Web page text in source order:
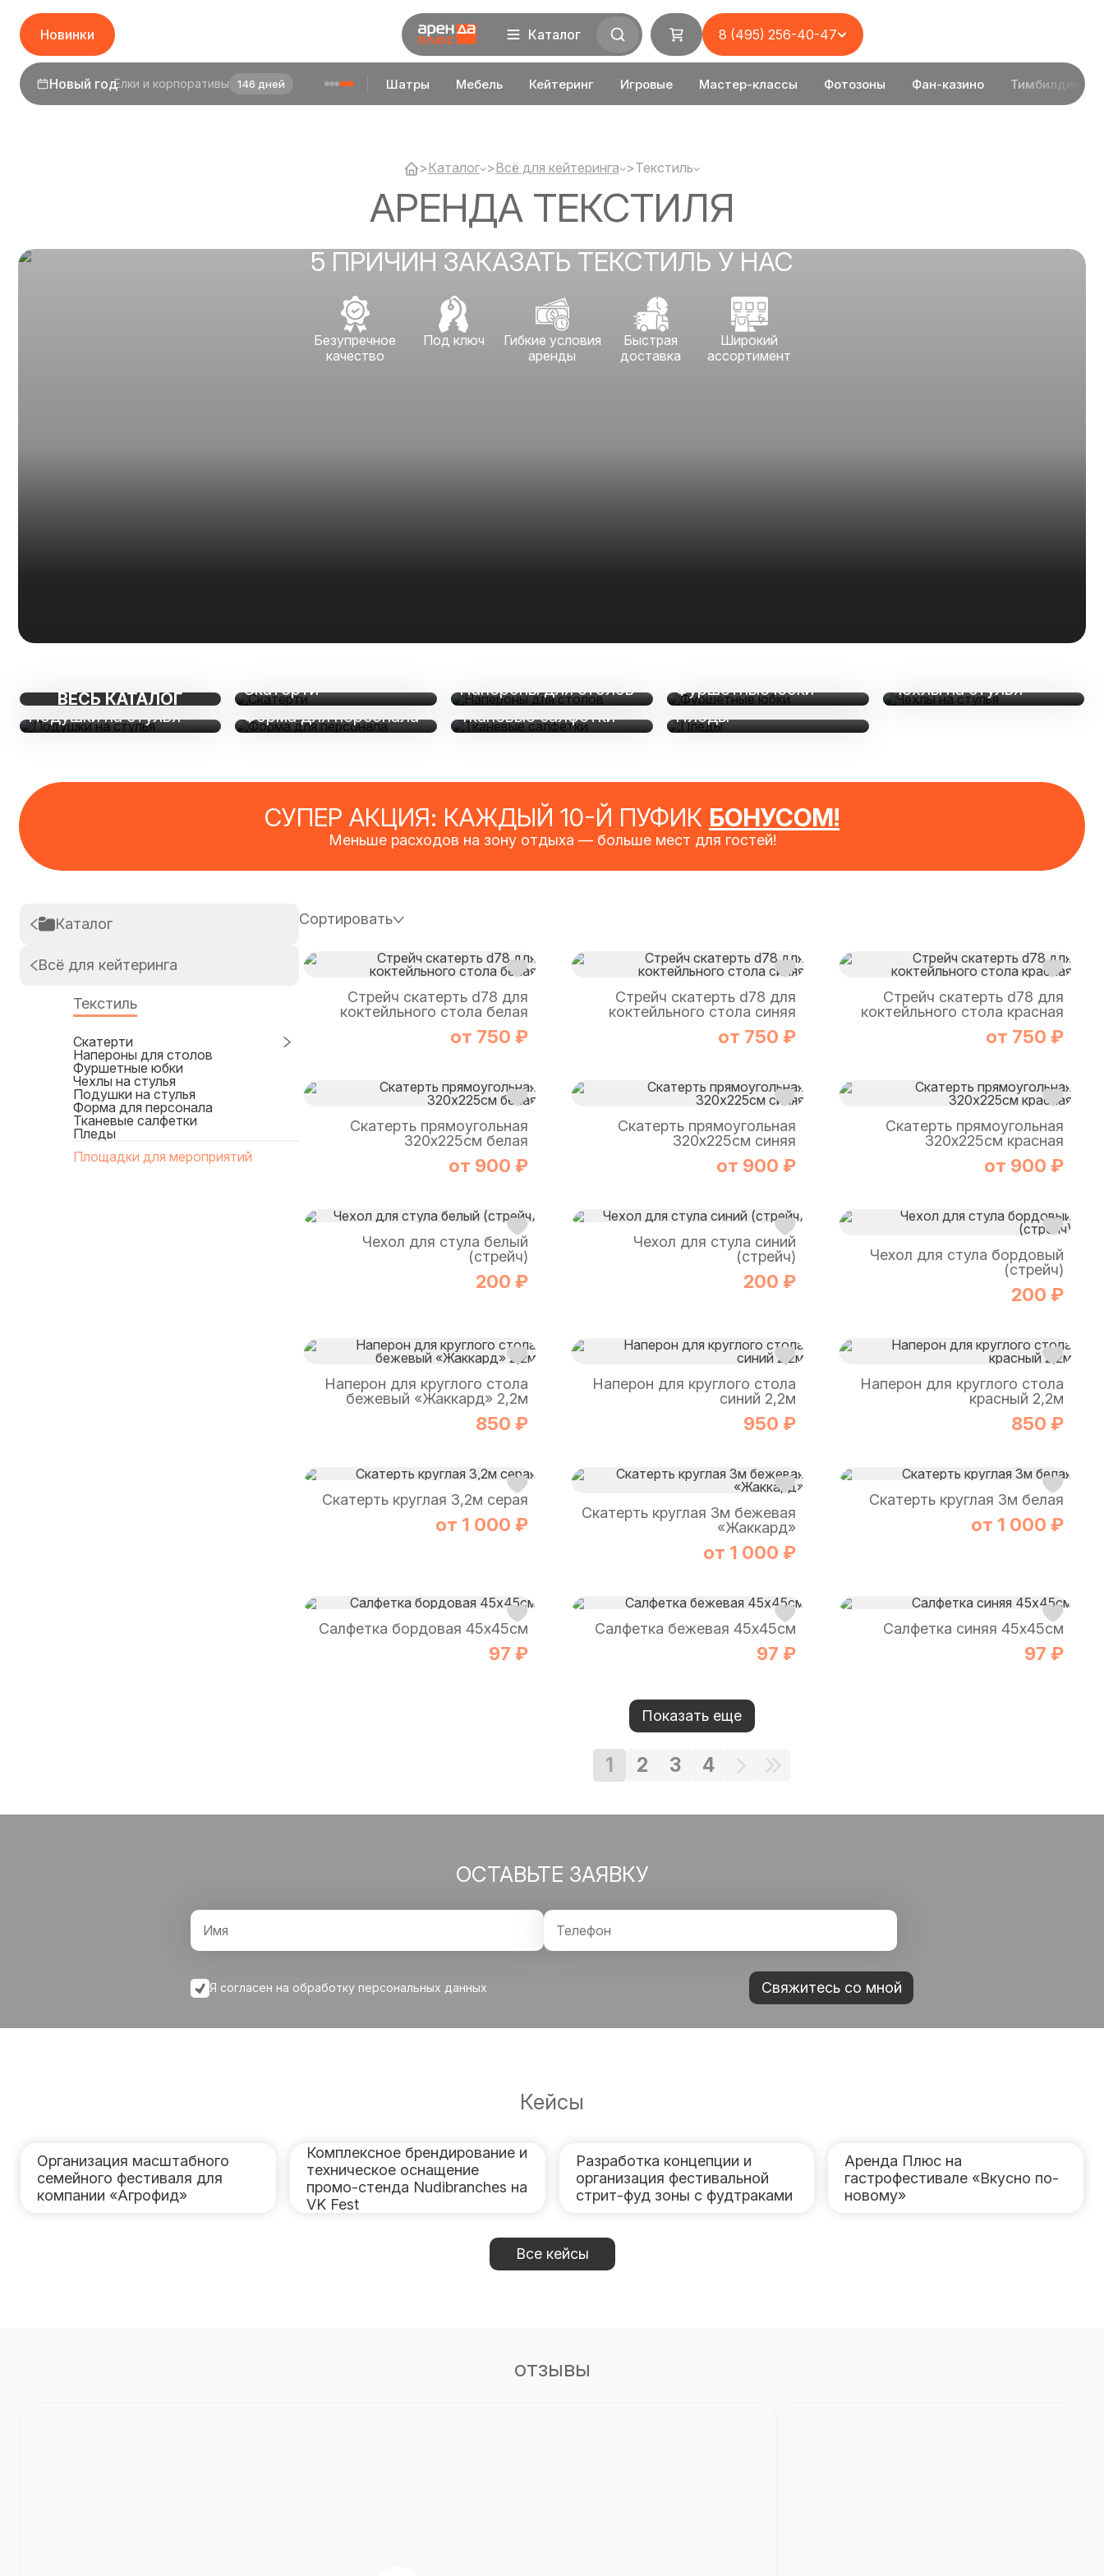
Новинки
1 сентябряДень знаний 24 дня Шатры Мебель Кейтеринг Игровые Мастер-классы Фотозоны Фан-казино Тимбилдинг
Каталог 8 (495) 256-40-47
>Каталог >Всё для кейтеринга >Текстиль
АРЕНДА ТЕКСТИЛЯ
5 ПРИЧИН ЗАКАЗАТЬ ТЕКСТИЛЬ У НАС
Безупречное
качество
Под ключ
Гибкие условия
аренды
Быстрая
доставка
Широкий
ассортимент
ВЕСЬ КАТАЛОГ Cкатерти Напероны для столов Фуршетные юбки
Чехлы на стулья
Подушки на стулья
Форма для персонала Тканевые салфетки Пледы
СУПЕР АКЦИЯ: КАЖДЫЙ 10-Й ПУФИК БОНУСОМ!
Меньше расходов на зону отдыха — больше мест для гостей!
Каталог
Всё для кейтеринга
Текстиль
Cкатерти
Напероны для столов
Фуршетные юбки
Чехлы на стулья
Подушки на стулья
Форма для персонала
Тканевые салфетки
Пледы
Площадки для мероприятий
Сортировать
Стрейч скатерть d78 для
коктейльного стола белая
от 750 ₽
Стрейч скатерть d78 для
коктейльного стола синяя
от 750 ₽
Стрейч скатерть d78 для
коктейльного стола красная
от 750 ₽
Скатерть прямоугольная
320х225см белая
от 900 ₽
Скатерть прямоугольная
320х225см синяя
от 900 ₽
Скатерть прямоугольная
320х225см красная
от 900 ₽
Чехол для стула белый
(стрейч)
200 ₽
Чехол для стула синий
(стрейч)
200 ₽
Чехол для стула бордовый
(стрейч)
200 ₽
Наперон для круглого стола
бежевый «Жаккард» 2,2м
850 ₽
Наперон для круглого стола
синий 2,2м
950 ₽
Наперон для круглого стола
красный 2,2м
850 ₽
Скатерть круглая 3,2м серая
от 1 000 ₽
Скатерть круглая 3м бежевая
«Жаккард»
от 1 000 ₽
Скатерть круглая 3м белая
от 1 000 ₽
Салфетка бордовая 45х45см
97 ₽
Салфетка бежевая 45х45см
97 ₽
Салфетка синяя 45х45см
97 ₽
Показать еще
1 2 3 4
ОСТАВЬТЕ ЗАЯВКУ
Я согласен на обработку персональных данных Свяжитесь со мной
Кейсы
Организация масштабного
семейного фестиваля для
компании «Агрофид»
Комплексное брендирование и
техническое оснащение
промо-стенда Nudibranches на
VK Fest
Разработка концепции и
организация фестивальной
стрит-фуд зоны с фудтраками
Аренда Плюс на
гастрофестивале «Вкусно по-
новому»
Все кейсы
отзывы